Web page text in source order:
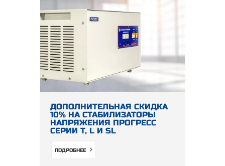
ДОПОЛНИТЕЛЬНАЯ СКИДКА
10% НА СТАБИЛИЗАТОРЫ
НАПРЯЖЕНИЯ ПРОГРЕСС
СЕРИИ Т, L И SL
ПОДРОБНЕЕ